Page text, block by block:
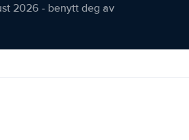
2026 - benytt deg av